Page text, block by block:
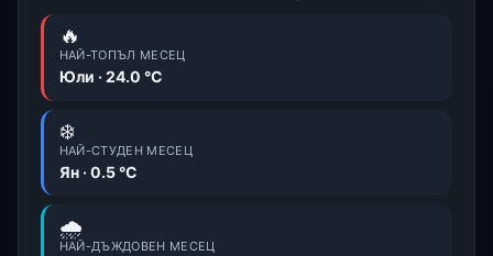
🔥
НАЙ-ТОПЪЛ МЕСЕЦ
Юли · 24.0 °C
❄️
НАЙ-СТУДЕН МЕСЕЦ
Ян · 0.5 °C
🌧️
НАЙ-ДЪЖДОВЕН МЕСЕЦ